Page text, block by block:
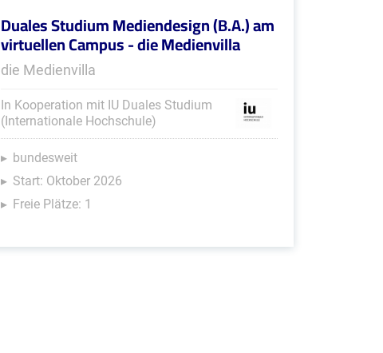
Duales Studium Mediendesign (B.A.) am
virtuellen Campus - die Medienvilla
die Medienvilla
In Kooperation mit IU Duales Studium
(Internationale Hochschule)
bundesweit
Start: Oktober 2026
Freie Plätze: 1